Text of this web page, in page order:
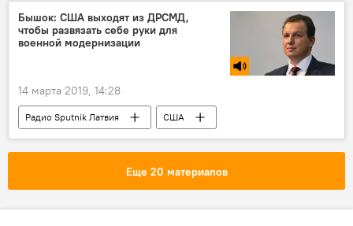
Бышок: США выходят из ДРСМД,
чтобы развязать себе руки для
военной модернизации
14 марта 2019, 14:28
Радио Sputnik Латвия
США
Станислав Бышок
Еще 20 материалов